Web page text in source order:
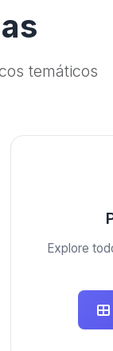
temáticos
Explore